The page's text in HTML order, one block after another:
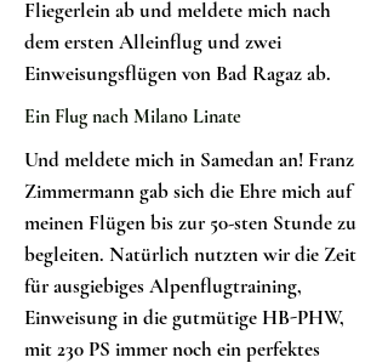
Fliegerlein ab und meldete mich nach
dem ersten Alleinflug und zwei
Einweisungsflügen von Bad Ragaz ab.
Ein Flug nach Milano Linate
Und meldete mich in Samedan an! Franz
Zimmermann gab sich die Ehre mich auf
meinen Flügen bis zur 50-sten Stunde zu
begleiten. Natürlich nutzten wir die Zeit
für ausgiebiges Alpenflugtraining,
Einweisung in die gutmütige HB-PHW,
mit 230 PS immer noch ein perfektes